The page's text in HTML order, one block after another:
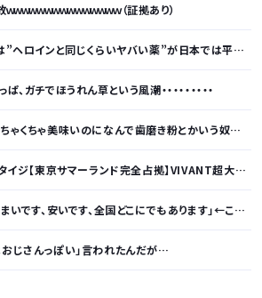
ｗｗｗｗｗｗｗｗｗｗｗｗｗ（証拠あり）
インと同じくらいヤバい薬”が日本では平気で処方されてる」
、ガチでほうれん草という風潮・・・・・・・・・
くちゃ美味いのになんで歯磨き粉とかいう奴がいるの？
マーランド完全占拠】VIVANT超大物俳優＆M!LK初参戦 【アンチ・誹謗中傷禁止】
です、安いです、全国どこにでもあります」←こいつの弱点
おじさんっぽい」言われたんだが…